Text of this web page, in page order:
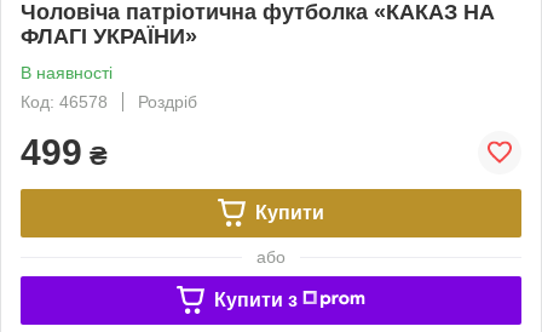
Чоловіча патріотична футболка «КАКАЗ НА
ФЛАГІ УКРАЇНИ»
В наявності
Код: 46578
Роздріб
499 ₴
Купити
або
Купити з